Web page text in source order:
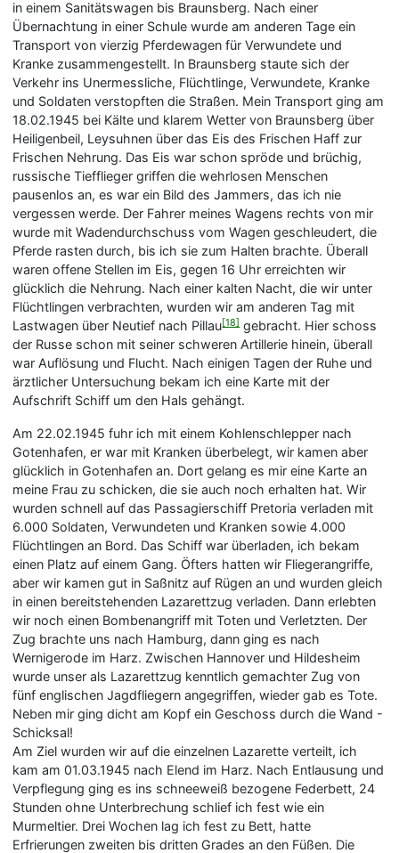
in einem Sanitätswagen bis Braunsberg. Nach einer
Übernachtung in einer Schule wurde am anderen Tage ein
Transport von vierzig Pferdewagen für Verwundete und
Kranke zusammengestellt. In Braunsberg staute sich der
Verkehr ins Unermessliche, Flüchtlinge, Verwundete, Kranke
und Soldaten verstopften die Straßen. Mein Transport ging am
18.02.1945 bei Kälte und klarem Wetter von Braunsberg über
Heiligenbeil, Leysuhnen über das Eis des Frischen Haff zur
Frischen Nehrung. Das Eis war schon spröde und brüchig,
russische Tiefflieger griffen die wehrlosen Menschen
pausenlos an, es war ein Bild des Jammers, das ich nie
vergessen werde. Der Fahrer meines Wagens rechts von mir
wurde mit Wadendurchschuss vom Wagen geschleudert, die
Pferde rasten durch, bis ich sie zum Halten brachte. Überall
waren offene Stellen im Eis, gegen 16 Uhr erreichten wir
glücklich die Nehrung. Nach einer kalten Nacht, die wir unter
Flüchtlingen verbrachten, wurden wir am anderen Tag mit
Lastwagen über Neutief nach Pillau[18]gebracht. Hier schoss
der Russe schon mit seiner schweren Artillerie hinein, überall
war Auflösung und Flucht. Nach einigen Tagen der Ruhe und
ärztlicher Untersuchung bekam ich eine Karte mit der
Aufschrift Schiff um den Hals gehängt.
Am 22.02.1945 fuhr ich mit einem Kohlenschlepper nach
Gotenhafen, er war mit Kranken überbelegt, wir kamen aber
glücklich in Gotenhafen an. Dort gelang es mir eine Karte an
meine Frau zu schicken, die sie auch noch erhalten hat. Wir
wurden schnell auf das Passagierschiff Pretoria verladen mit
6.000 Soldaten, Verwundeten und Kranken sowie 4.000
Flüchtlingen an Bord. Das Schiff war überladen, ich bekam
einen Platz auf einem Gang. Öfters hatten wir Fliegerangriffe,
aber wir kamen gut in Saßnitz auf Rügen an und wurden gleich
in einen bereitstehenden Lazarettzug verladen. Dann erlebten
wir noch einen Bombenangriff mit Toten und Verletzten. Der
Zug brachte uns nach Hamburg, dann ging es nach
Wernigerode im Harz. Zwischen Hannover und Hildesheim
wurde unser als Lazarettzug kenntlich gemachter Zug von
fünf englischen Jagdfliegern angegriffen, wieder gab es Tote.
Neben mir ging dicht am Kopf ein Geschoss durch die Wand -
Schicksal!
Am Ziel wurden wir auf die einzelnen Lazarette verteilt, ich
kam am 01.03.1945 nach Elend im Harz. Nach Entlausung und
Verpflegung ging es ins schneeweiß bezogene Federbett, 24
Stunden ohne Unterbrechung schlief ich fest wie ein
Murmeltier. Drei Wochen lag ich fest zu Bett, hatte
Erfrierungen zweiten bis dritten Grades an den Füßen. Die